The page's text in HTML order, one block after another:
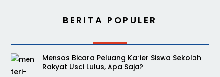
BERITA POPULER
Mensos Bicara Peluang Karier Siswa Sekolah
Rakyat Usai Lulus, Apa Saja?